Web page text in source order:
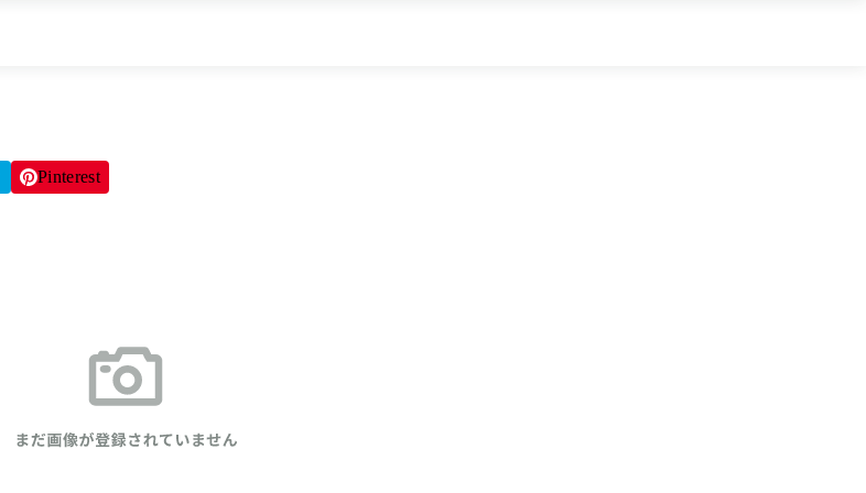
Pinterest